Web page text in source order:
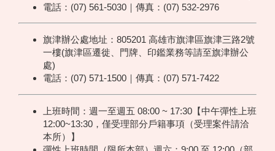
電話：(07) 561-5030｜傳真：(07) 532-2976
旗津辦公處地址：805201 高雄市旗津區旗津三路2號
一樓(旗津區遷徙、門牌、印鑑業務等請至旗津辦公
處)
電話：(07) 571-1500｜傳真：(07) 571-7422
上班時間：週一至週五 08:00 ~ 17:30【中午彈性上班
12:00~13:30，僅受理部分戶籍事項（受理案件請洽
本所）】